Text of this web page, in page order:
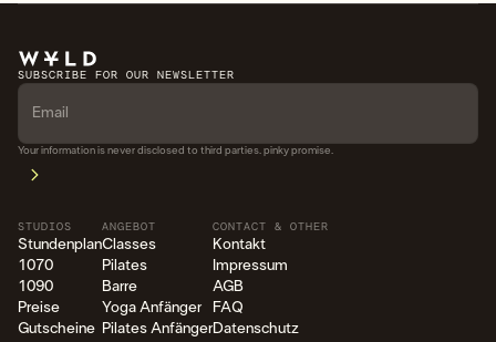
SUBSCRIBE FOR OUR NEWSLETTER
Your information is never disclosed to third parties. pinky promise.
STUDIOS
Stundenplan
1070
1090
Preise
Gutscheine
ANGEBOT
Classes
Pilates
Barre
Yoga Anfänger
Pilates Anfänger
CONTACT & OTHER
Kontakt
Impressum
AGB
FAQ
Datenschutz